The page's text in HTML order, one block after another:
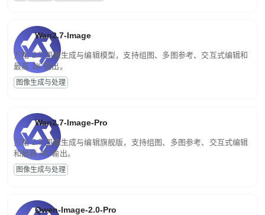
Wan2.7-Image
万相 2.7 图像生成与编辑模型，支持组图、多图参考、交互式编辑和
最高 2K 输出。
图像生成与处理
Wan2.7-Image-Pro
万相 2.7 图像生成与编辑旗舰版，支持组图、多图参考、交互式编辑
和最高 4K 输出。
图像生成与处理
Qwen-Image-2.0-Pro